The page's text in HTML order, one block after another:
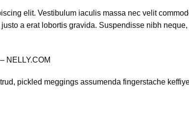
elit. Vestibulum iaculis massa nec velit
a erat lobortis gravida. Suspendisse nibh
NELLY.COM
pickled meggings assumenda fingerstache